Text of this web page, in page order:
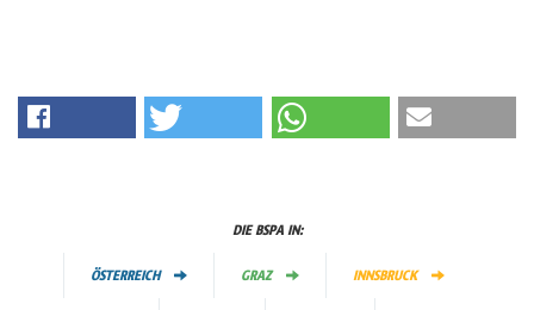
DIE BSPA IN:
ÖSTERREICH GRAZ INNSBRUCK